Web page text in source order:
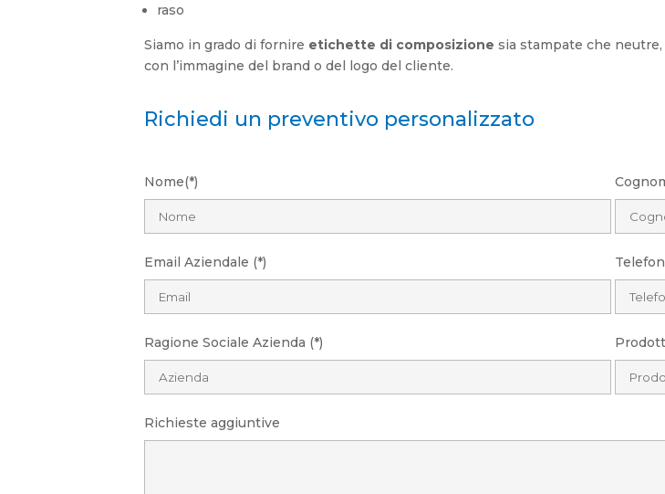
raso
Siamo in grado di fornire etichette di composizione sia stampate che
con l’immagine del brand o del logo del cliente.
Richiedi un preventivo personalizzato
Nome(*)
Email Aziendale (*)
Ragione Sociale Azienda (*)
Richieste aggiuntive